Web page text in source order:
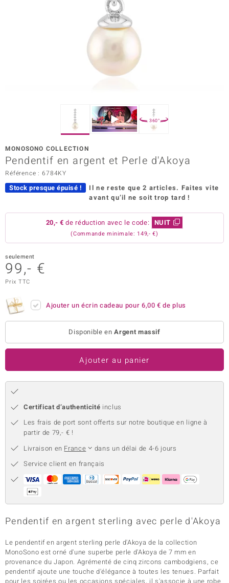
Collection
360°
MONOSONO COLLECTION
Pendentif en argent et Perle d'Akoya
Référence : 6784KY
Stock presque épuisé ! Il ne reste que 2 articles. Faites vite
avant qu’il ne soit trop tard !
20,- € de réduction avec le code: NUIT
(Commande minimale: 149,- €)
seulement
99,- €
Prix TTC
Ajouter un écrin cadeau pour 6,00 € de plus
Disponible enArgent massif
Ajouter au panier
Certificat d’authenticité inclus
Les frais de port sont offerts sur notre boutique en ligne à
partir de 79,- € !
Livraison en France
dans un délai de 4-6 jours
Service client en français
Pendentif en argent sterling avec perle d'Akoya
Le pendentif en argent sterling perle d'Akoya de la collection
MonoSono est orné d'une superbe perle d'Akoya de 7 mm en
provenance du Japon. Agrémenté de cinq zircons cambodgiens, ce
pendentif ajoute une touche d'élégance à toutes les tenues. Parfait